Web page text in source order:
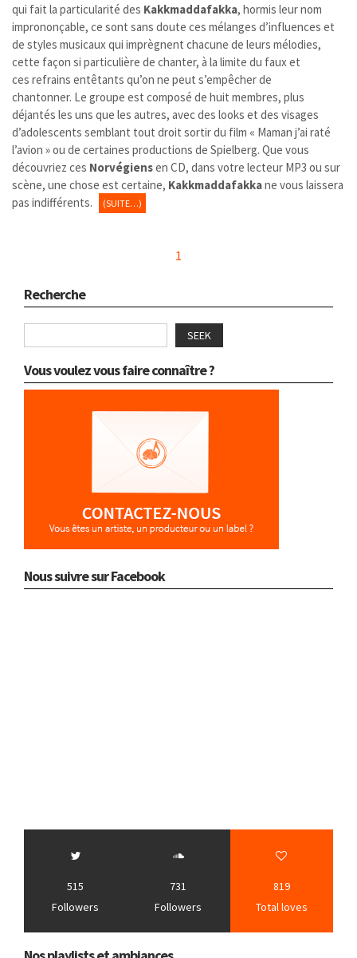
qui fait la particularité des Kakkmaddafakka, hormis leur nom
imprononçable, ce sont sans doute ces mélanges d’influences et
de styles musicaux qui imprègnent chacune de leurs mélodies,
cette façon si particulière de chanter, à la limite du faux et
ces refrains entêtants qu’on ne peut s’empêcher de
chantonner. Le groupe est composé de huit membres, plus
déjantés les uns que les autres, avec des looks et des visages
d’adolescents semblant tout droit sortir du film « Maman j’ai raté
l’avion » ou de certaines productions de Spielberg. Que vous
découvriez ces Norvégiensen CD, dans votre lecteur MP3 ou sur
scène, une chose est certaine, Kakkmaddafakkane vous laissera
pas indifférents.
(SUITE…)
1
Recherche
SEEK
Vous voulez vous faire connaître ?
Nous suivre sur Facebook
515
Followers
731
Followers
819
Total loves